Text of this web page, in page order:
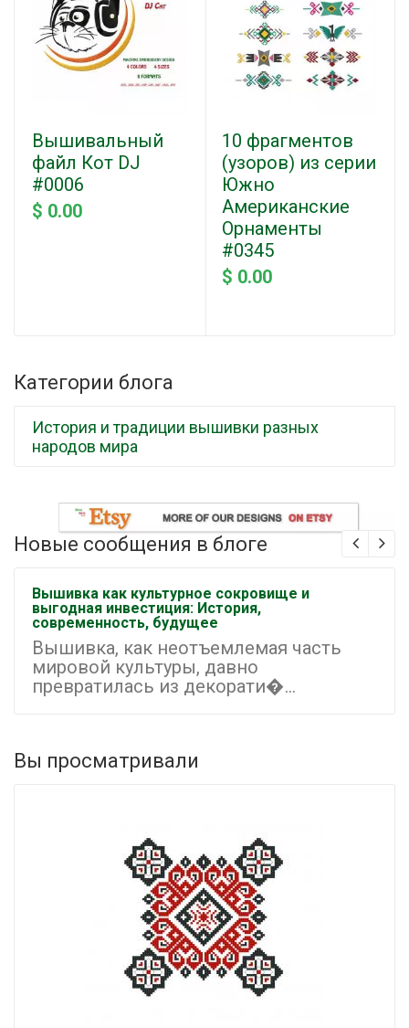
Вышивальный
файл Кот DJ
#0006
$ 0.00
10 фрагментов
(узоров) из серии
Южно
Американские
Орнаменты
#0345
$ 0.00
Категории блога
История и традиции вышивки разных
народов мира
Новые сообщения в блоге
Вышивка как культурное сокровище и
выгодная инвестиция: История,
современность, будущее
Вышивка, как неотъемлемая часть
мировой культуры, давно
превратилась из декорати�...
Вы просматривали